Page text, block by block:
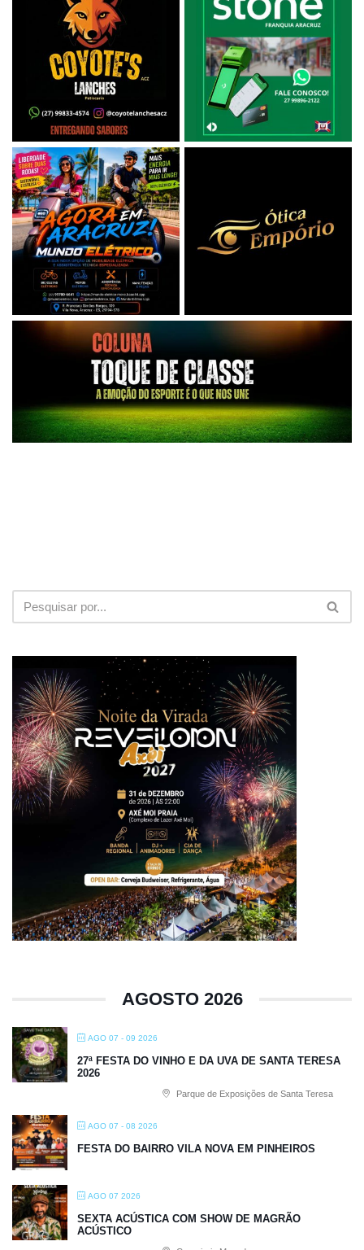
AGOSTO 2026
AGO 07 - 09 2026
27ª FESTA DO VINHO E DA UVA DE SANTA TERESA
2026
Parque de Exposições de Santa Teresa
AGO 07 - 08 2026
FESTA DO BAIRRO VILA NOVA EM PINHEIROS
AGO 07 2026
SEXTA ACÚSTICA COM SHOW DE MAGRÃO
ACÚSTICO